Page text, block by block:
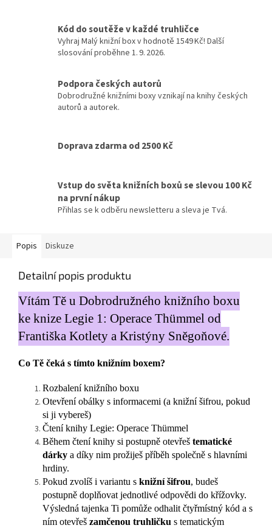
Kód do soutěže v každé truhličce
Vyhraj Malý knižní box v hodnotě 1549 Kč! Další
slosování proběhne 1. 9. 2026.
Podpora českých autorů
Dobrodružné knižními boxy vznikají na knihy českých
autorů a autorek.
Doprava zdarma od 2500 Kč
Vstup do světa knižních boxů se slevou 100 Kč
na první nákup
Přihlas se k odběru newsletteru a sleva je Tvá.
Popis Diskuze
Detailní popis produktu
Vítám Tě u Dobrodružného knižního boxu
ke knize Legie 1: Operace Thümmel od
Františka Kotlety a Kristýny Sněgoňové.
Co Tě čeká s tímto knižním boxem?
Rozbalení knižního boxu
Otevření obálky s informacemi (a knižní šifrou, pokud
si ji vybereš)
Čtení knihy Legie: Operace Thümmel
Během čtení knihy si postupně otevřeš tematické
dárky a díky nim prožiješ příběh společně s hlavními
hrdiny.
Pokud zvolíš i variantu s knižní šifrou, budeš
postupně doplňovat jednotlivé odpovědi do křížovky.
Výsledná tajenka Ti pomůže odhalit čtyřmístný kód a s
ním otevřeš zamčenou truhličku s tematickým